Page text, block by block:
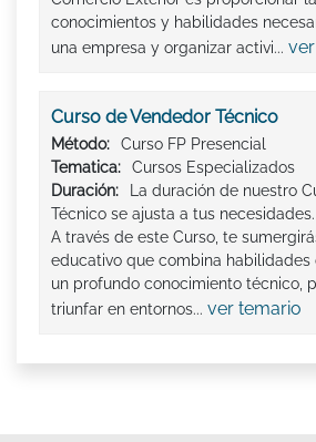
conocimientos y habilidades
una empresa y organizar activi...
Curso de Vendedor Técnico
Método:
Curso FP Presencial
Tematica:
Cursos Especializados
Duración:
La duración de nuestro
Técnico se ajusta a tus
A través de este Curso, te
educativo que combina habilidades
un profundo conocimiento técnico,
triunfar en entornos... ver temario